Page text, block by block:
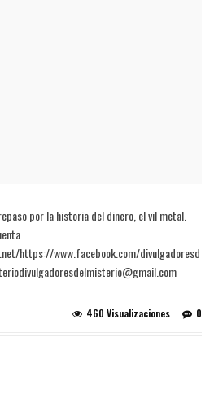
por la historia del dinero, el vil metal.
https://www.facebook.com/divulgadoresd
0
460 Visualizaciones